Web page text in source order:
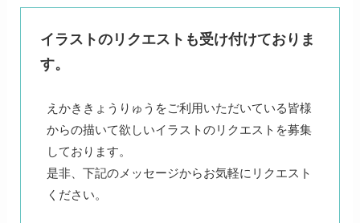
イラストのリクエストも受け付けておりま
す。
えかききょうりゅうをご利用いただいている皆様
からの描いて欲しいイラストのリクエストを募集
しております。
是非、下記のメッセージからお気軽にリクエスト
ください。